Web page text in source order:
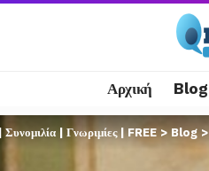
Αρχική Blog
| Γνωριμίες | FREE > Blog >